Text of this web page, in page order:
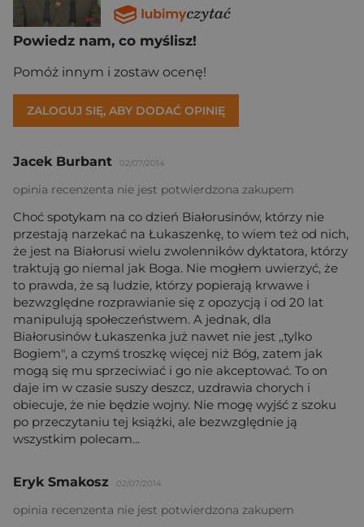
Powiedz nam, co myślisz!
Pomóż innym i zostaw ocenę!
ZALOGUJ SIĘ, ABY DODAĆ OPINIĘ
Jacek Burbant 02/07/2014
opinia recenzenta nie jest potwierdzona zakupem
Choć spotykam na co dzień Białorusinów, którzy nie
przestają narzekać na Łukaszenkę, to wiem też od nich,
że jest na Białorusi wielu zwolenników dyktatora, którzy
traktują go niemal jak Boga. Nie mogłem uwierzyć, że
to prawda, że są ludzie, którzy popierają krwawe i
bezwzględne rozprawianie się z opozycją i od 20 lat
manipulują społeczeństwem. A jednak, dla
Białorusinów Łukaszenka już nawet nie jest ,,tylko
Bogiem", a czymś troszkę więcej niż Bóg, zatem jak
mogą się mu sprzeciwiać i go nie akceptować. To on
daje im w czasie suszy deszcz, uzdrawia chorych i
obiecuje, że nie będzie wojny. Nie mogę wyjść z szoku
po przeczytaniu tej książki, ale bezwzględnie ją
wszystkim polecam...
Eryk Smakosz 02/07/2014
opinia recenzenta nie jest potwierdzona zakupem